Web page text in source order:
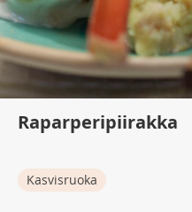
Raparperipiirakka
Kasvisruoka